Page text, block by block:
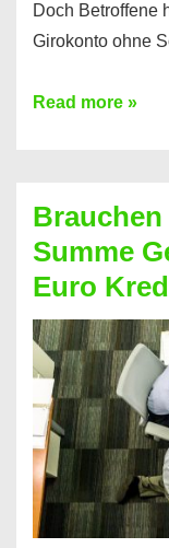
Doch Betroffene
Girokonto ohne
Günstiges
Geht
das
überhaupt?
Na
klar!
Read more »
Summe
Euro